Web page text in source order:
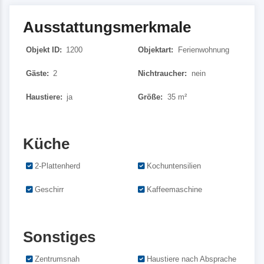
Ausstattungsmerkmale
Objekt ID: 1200 Objektart: Ferienwohnung
Gäste: 2 Nichtraucher: nein
Haustiere: ja Größe: 35 m²
Küche
2-Plattenherd Kochuntensilien
Geschirr Kaffeemaschine
Sonstiges
Zentrumsnah Haustiere nach Absprache